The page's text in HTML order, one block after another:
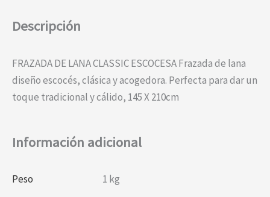
Descripción
FRAZADA DE LANA CLASSIC ESCOCESA Frazada de lana
diseño escocés, clásica y acogedora. Perfecta para dar un
toque tradicional y cálido, 145 X 210cm
Información adicional
Peso
1 kg